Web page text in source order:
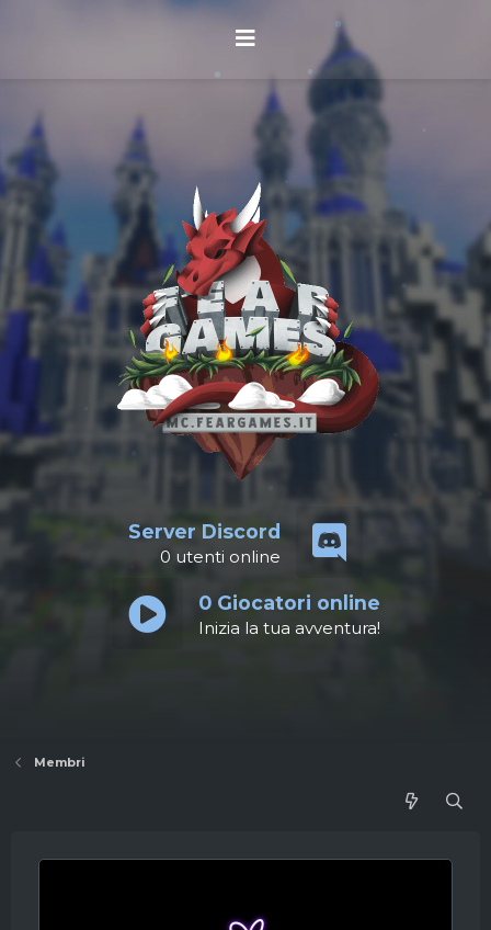
Server Discord
0 utenti online
0Giocatori online
Inizia la tua avventura!
Membri